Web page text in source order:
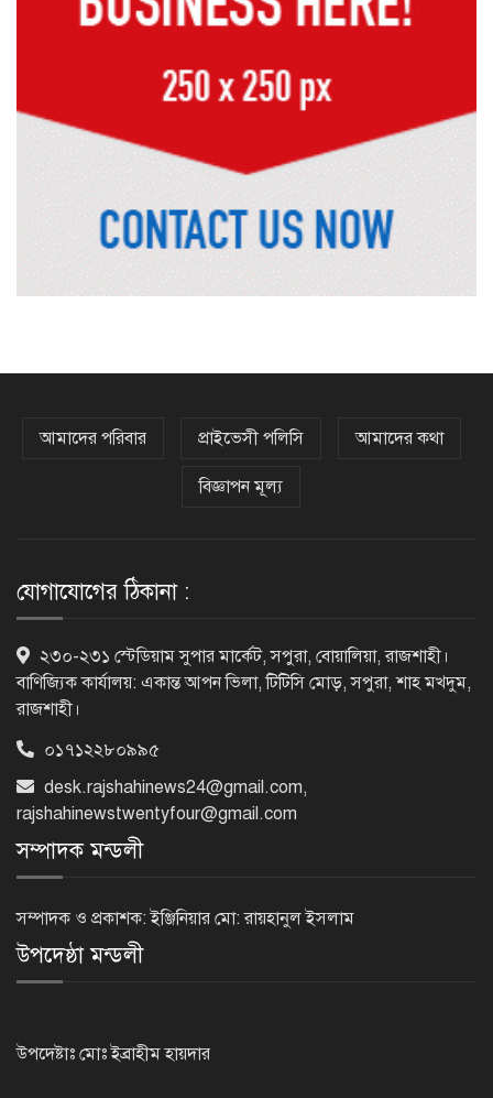
মনোনয়নপত্র সংগ্রহ
দিল্লিতে শেখ হাসিনা বিতর্ক: বাংলাদেশ-
অষ্টম শ্রেণি পাসেই পুলিশ একাডেমিতে
পাঁচতলার কার্নিশে আটকা মাদ্রাসাছাত্রীকে
উদ্ধার করল ফায়ার সার্ভিস
রিটনের উপস্থিতিতে মহোৎসব
আমাদের পরিবার প্রাইভেসী পলিসি আমাদের কথা
বিজ্ঞাপন মূল্য
যোগাযোগের ঠিকানা :
২৩০-২৩১ স্টেডিয়াম সুপার মার্কেট, সপুরা, বোয়ালিয়া, রাজশাহী।
বাণিজ্যিক কার্যালয়: একান্ত আপন ভিলা, টিটিসি মোড়, সপুরা, শাহ মখদুম,
রাজশাহী।
০১৭১২২৮০৯৯৫
desk.rajshahinews24@gmail.com,
rajshahinewstwentyfour@gmail.com
সম্পাদক মন্ডলী
সম্পাদক ও প্রকাশক: ইঞ্জিনিয়ার মো: রায়হানুল ইসলাম
উপদেষ্ঠা মন্ডলী
উপদেষ্টাঃ মোঃ ইব্রাহীম হায়দার